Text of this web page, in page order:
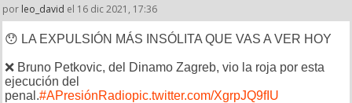
por leo_david el 16 dic 2021, 17:36
😯 LA EXPULSIÓN MÁS INSÓLITA QUE VAS A VER HOY
❌ Bruno Petkovic, del Dinamo Zagreb, vio la roja por esta
ejecución del
penal.#APresiónRadiopic.twitter.com/XgrpJQ9fIU